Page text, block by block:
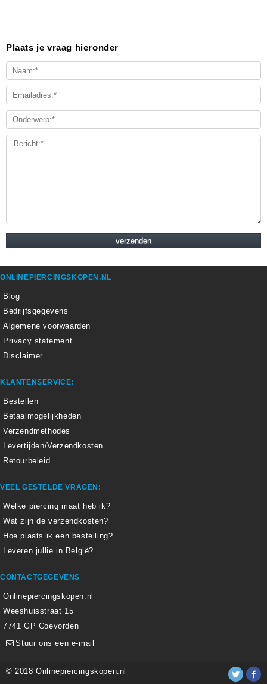
Plaats je vraag hieronder
ONLINEPIERCINGSKOPEN.NL
Blog
Bedrijfsgegevens
Algemene voorwaarden
Privacy statement
Disclaimer
KLANTENSERVICE:
Bestellen
Betaalmogelijkheden
Verzendmethodes
Levertijden/Verzendkosten
Retourbeleid
VEEL GESTELDE VRAGEN:
Welke piercing maat heb ik?
Wat zijn de verzendkosten?
Hoe plaats ik een bestelling?
Leveren jullie in België?
CONTACTGEGEVENS
Onlinepiercingskopen.nl
Weeshuisstraat 15
7741 GP Coevorden
Stuur ons een e-mail
© 2018 Onlinepiercingskopen.nl